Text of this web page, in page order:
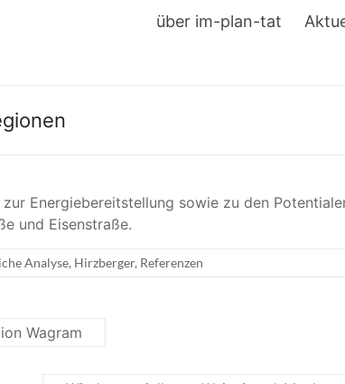
über im-plan-tat
Energiebereitstellung sowie zu den
und Eisenstraße.
Analyse, Hirzberger, Referenzen
Wagram